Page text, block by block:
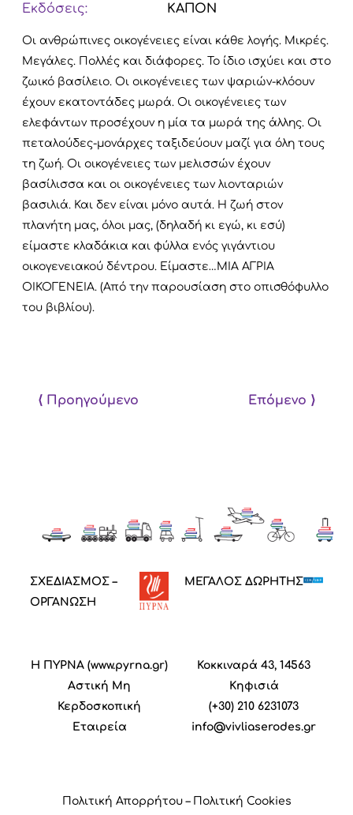
Εκδόσεις:
ΚΑΠΟΝ
Οι ανθρώπινες οικογένειες είναι κάθε λογής. Μικρές.
Μεγάλες. Πολλές και διάφορες. Το ίδιο ισχύει και στο
ζωικό βασίλειο. Οι οικογένειες των ψαριών-κλόουν
έχουν εκατοντάδες μωρά. Οι οικογένειες των
ελεφάντων προσέχουν η μία τα μωρά της άλλης. Οι
πεταλούδες-μονάρχες ταξιδεύουν μαζί για όλη τους
τη ζωή. Οι οικογένειες των μελισσών έχουν
βασίλισσα και οι οικογένειες των λιονταριών
βασιλιά. Και δεν είναι μόνο αυτά. Η ζωή στον
πλανήτη μας, όλοι μας, (δηλαδή κι εγώ, κι εσύ)
είμαστε κλαδάκια και φύλλα ενός γιγάντιου
οικογενειακού δέντρου. Είμαστε…ΜΙΑ ΑΓΡΙΑ
ΟΙΚΟΓΕΝΕΙΑ. (Από την παρουσίαση στο οπισθόφυλλο
του βιβλίου).
⟨ Προηγούμενο Επόμενο ⟩
Η ΠΥΡΝΑ (www.pyrna.gr)
Αστική Mη
Κερδοσκοπική
Εταιρεία
Κοκκιναρά 43, 14563
Κηφισιά
(+30) 210 6231073
info@vivliaserodes.gr
ΣΧΕΔΙΑΣΜΟΣ –
ΟΡΓΑΝΩΣΗ
ΜΕΓΑΛΟΣ ΔΩΡΗΤΗΣ
Πολιτική Απορρήτου– Πολιτική Cookies